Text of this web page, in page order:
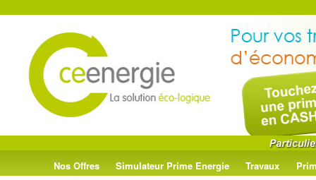
Aller
Aller
Nos Offres Simulateur Prime Energie Travaux